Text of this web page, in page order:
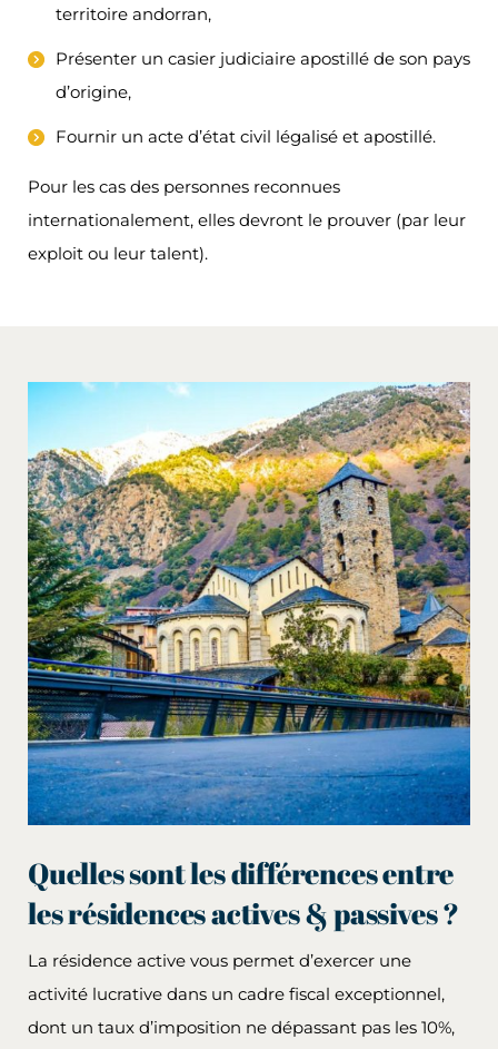
territoire andorran,
Présenter un casier judiciaire apostillé de son pays
d’origine,
Fournir un acte d’état civil légalisé et apostillé.
Pour les cas des personnes reconnues
internationalement, elles devront le prouver (par leur
exploit ou leur talent).
Quelles sont les différences entre
les résidences actives & passives ?
La résidence active vous permet d’exercer une
activité lucrative dans un cadre fiscal exceptionnel,
dont un taux d’imposition ne dépassant pas les 10%,